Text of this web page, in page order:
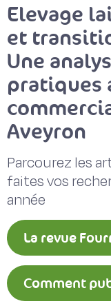
Elevage
et
Une
pratiques
Aveyron
Parcourez les
faites vos
année
La revue
Comment